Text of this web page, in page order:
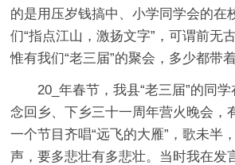
的是用压岁钱搞中、小学同学会的在
们“指点江山，激扬文字”，可谓前无
惟有我们“老三届”的聚会，多少都带
20_年春节，我县“老三届”的同
念回乡、下乡三十一周年营火晚会，
一个节目齐唱“远飞的大雁”，歌未半
声，要多悲壮有多悲壮。当时我在发